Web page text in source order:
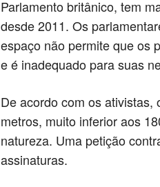
Parlamento britânico, tem
desde 2011. Os
espaço não permite que os
e é inadequado para suas
De acordo com os ativistas,
metros, muito inferior aos
natureza. Uma petição
assinaturas.